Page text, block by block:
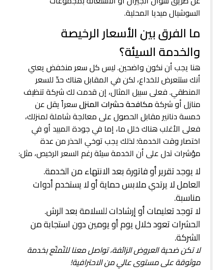
السوشيال ميديا المحلية.
ما الفرق بين الأسعار الرخيصة
والخدمة السيئة؟
هنا يجب أن نكون واضحين. ليس كل سعر منخفض يعني
أنك ستتعرض للخداع، لكن في المقابل هناك حدّ للسعر
المنطقي. فعلى سبيل المثال، إن قدمت لك شركة تنظيف
منازل أو شركةمكافحة حشرات المنزلسعراً يقل عن
خمسة دنانير مقابل الحصول على معالجة شاملة لمنزلك،
فعلى الأغلب هناك خلل ما، إما في جودة المبيد أو في
اختصار وقت الخدمة؛ لذلك يجب توخي الحذر من عدة
مؤشرات تدل على أن الخدمة سيئة رغم السعر الرخيص، مثل:
لا يوجد تقرير أو فاتورة بعد الانتهاء من الخدمة.
العامل لا يرتدي ملابس حماية أو لا يستخدم أدوات
مناسبة.
لا توجد تعليمات أو إرشادات للسلامة بعد الرش.
الحشرات تعود خلال يوم أو يومين دون استجابة من
الشركة.
لا تكن ضحية العروض الزائفة، تواصل معنا للتّمتّع بخدمة
موثوقة على مستوى عالي من الاحترافية!